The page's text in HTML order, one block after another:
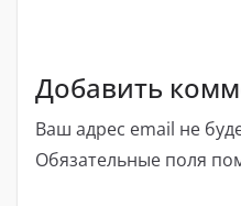
Добавить
Ваш адрес email не
Обязательные поля